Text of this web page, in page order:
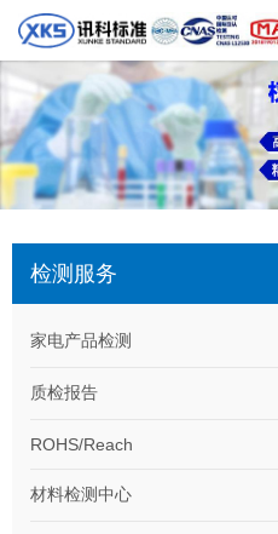
检测服务
家电产品检测
质检报告
ROHS/Reach
材料检测中心